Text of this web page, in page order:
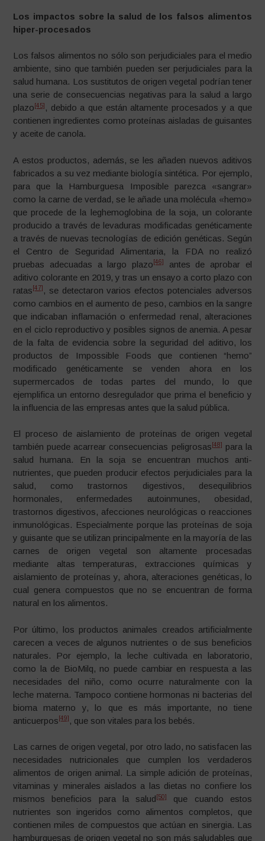
Los impactos sobre la salud de los falsos alimentos
hiper-procesados
Los falsos alimentos no sólo son perjudiciales para el medio
ambiente, sino que también pueden ser perjudiciales para la
salud humana. Los sustitutos de origen vegetal podrían tener
una serie de consecuencias negativas para la salud a largo
plazo [45] , debido a que están altamente procesados y a que
contienen ingredientes como proteínas aisladas de guisantes
y aceite de canola.
A estos productos, además, se les añaden nuevos aditivos
fabricados a su vez mediante biología sintética. Por ejemplo,
para que la Hamburguesa Imposible parezca «sangrar»
como la carne de verdad, se le añade una molécula «hemo»
que procede de la leghemoglobina de la soja, un colorante
producido a través de levaduras modificadas genéticamente
a través de nuevas tecnologías de edición genéticas. Según
el Centro de Seguridad Alimentaria, la FDA no realizó
pruebas adecuadas a largo plazo [46]
antes de aprobar el
aditivo colorante en 2019, y tras un ensayo a corto plazo con
ratas [47] , se detectaron varios efectos potenciales adversos
como cambios en el aumento de peso, cambios en la sangre
que indicaban inflamación o enfermedad renal, alteraciones
en el ciclo reproductivo y posibles signos de anemia. A pesar
de la falta de evidencia sobre la seguridad del aditivo, los
productos de Impossible Foods que contienen “hemo”
modificado genéticamente se venden ahora en los
supermercados de todas partes del mundo, lo que
ejemplifica un entorno desregulador que prima el beneficio y
la influencia de las empresas antes que la salud pública.
El proceso de aislamiento de proteínas de origen vegetal
también puede acarrear consecuencias peligrosas [48]
para la
salud humana. En la soja se encuentran muchos anti-
nutrientes, que pueden producir efectos perjudiciales para la
salud, como trastornos digestivos, desequilibrios
hormonales, enfermedades autoinmunes, obesidad,
trastornos digestivos, afecciones neurológicas o reacciones
inmunológicas. Especialmente porque las proteínas de soja
y guisante que se utilizan principalmente en la mayoría de las
carnes de origen vegetal son altamente procesadas
mediante altas temperaturas, extracciones químicas y
aislamiento de proteínas y, ahora, alteraciones genéticas, lo
cual genera compuestos que no se encuentran de forma
natural en los alimentos.
Por último, los productos animales creados artificialmente
carecen a veces de algunos nutrientes o de sus beneficios
naturales. Por ejemplo, la leche cultivada en laboratorio,
como la de BioMilq, no puede cambiar en respuesta a las
necesidades del niño, como ocurre naturalmente con la
leche materna. Tampoco contiene hormonas ni bacterias del
bioma materno y, lo que es más importante, no tiene
anticuerpos [49] , que son vitales para los bebés.
Las carnes de origen vegetal, por otro lado, no satisfacen las
necesidades nutricionales que cumplen los verdaderos
alimentos de origen animal. La simple adición de proteínas,
vitaminas y minerales aislados a las dietas no confiere los
mismos beneficios para la salud [50]
que cuando estos
nutrientes son ingeridos como alimentos completos, que
contienen miles de compuestos que actúan en sinergia. Las
hamburguesas de origen vegetal no son más saludables que